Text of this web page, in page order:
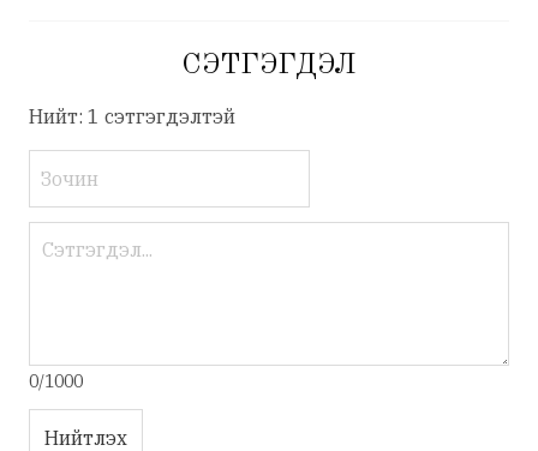
СЭТГЭГДЭЛ
Нийт: 1 сэтгэгдэлтэй
0/1000
Нийтлэх